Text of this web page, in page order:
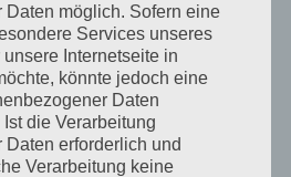
läuft weiter unser
für alle.
zu 13. Oktober
Event statt:KUNST
Daten möglich. Sofern eine
Services unseres
Internetseite in
könnte jedoch eine
Daten
die Verarbeitung
erforderlich und
Verarbeitung keine